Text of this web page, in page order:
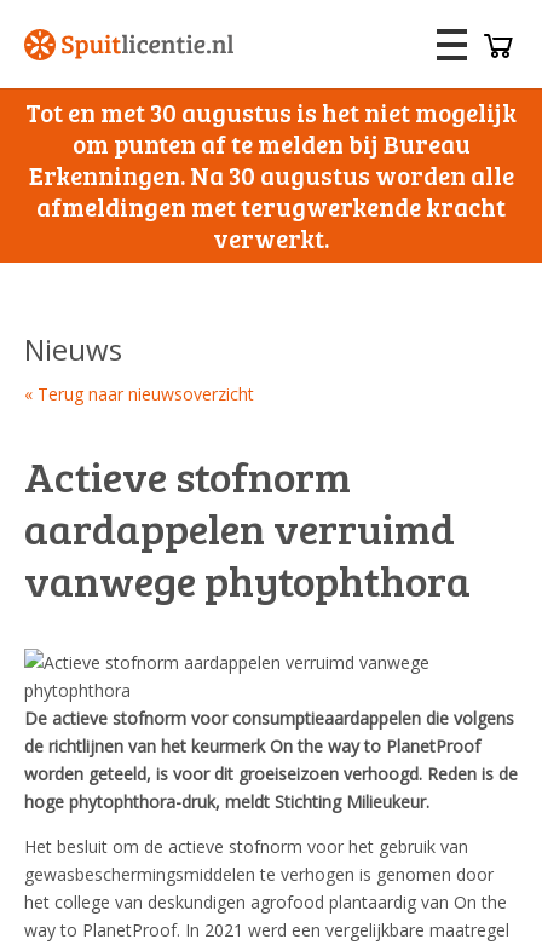
Tot en met 30 augustus is het niet mogelijk
om punten af te melden bij Bureau
Erkenningen. Na 30 augustus worden alle
afmeldingen met terugwerkende kracht
verwerkt.
Nieuws
« Terug naar nieuwsoverzicht
Actieve stofnorm
aardappelen verruimd
vanwege phytophthora
De actieve stofnorm voor consumptieaardappelen die volgens
de richtlijnen van het keurmerk On the way to PlanetProof
worden geteeld, is voor dit groeiseizoen verhoogd. Reden is de
hoge phytophthora-druk, meldt Stichting Milieukeur.
Het besluit om de actieve stofnorm voor het gebruik van
gewasbeschermingsmiddelen te verhogen is genomen door
het college van deskundigen agrofood plantaardig van On the
way to PlanetProof. In 2021 werd een vergelijkbare maatregel